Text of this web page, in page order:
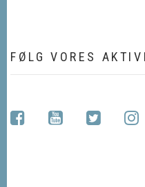
FØLG VORES
facebookyoutubetwitter